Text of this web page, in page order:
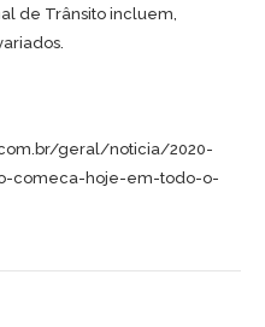
de Trânsito incluem,
geral/noticia/2020-
comeca-hoje-em-todo-o-